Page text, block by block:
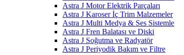
Astra J Motor Elektrik Parçaları
Astra J Karoser İç Trim Malzemeler
Astra J Multi Medya & Ses Sistemle
Astra J Fren Balatası ve Diski
Astra J Soğutma ve Radyatör
Astra J Periyodik Bakım ve Filtre